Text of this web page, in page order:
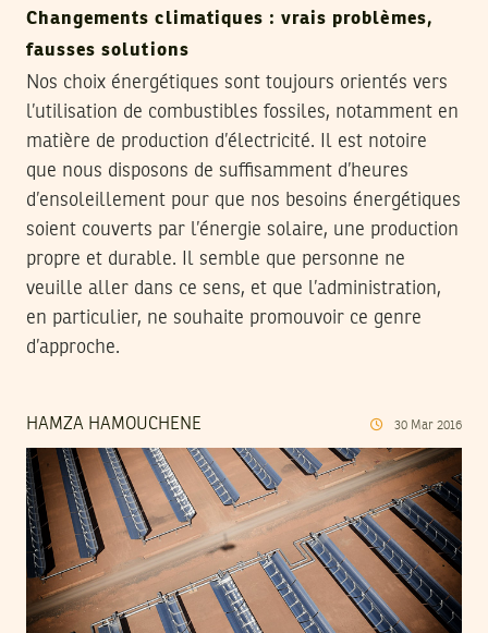
Changements climatiques : vrais problèmes,
fausses solutions
Nos choix énergétiques sont toujours orientés vers
l’utilisation de combustibles fossiles, notamment en
matière de production d’électricité. Il est notoire
que nous disposons de suffisamment d’heures
d’ensoleillement pour que nos besoins énergétiques
soient couverts par l’énergie solaire, une production
propre et durable. Il semble que personne ne
veuille aller dans ce sens, et que l’administration,
en particulier, ne souhaite promouvoir ce genre
d’approche.
HAMZA HAMOUCHENE 30 Mar 2016